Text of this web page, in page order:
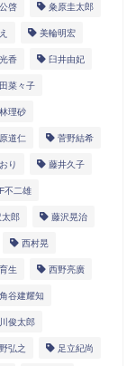
啓 粂原圭太郎
美輪明宏
香 臼井由妃
菜々子
理砂
道仁 菅野結希
り 藤井久子
不二雄
太郎 藤沢晃治
西村晃
生 西野亮廣
角谷建耀知
俊太郎
弘之 足立紀尚